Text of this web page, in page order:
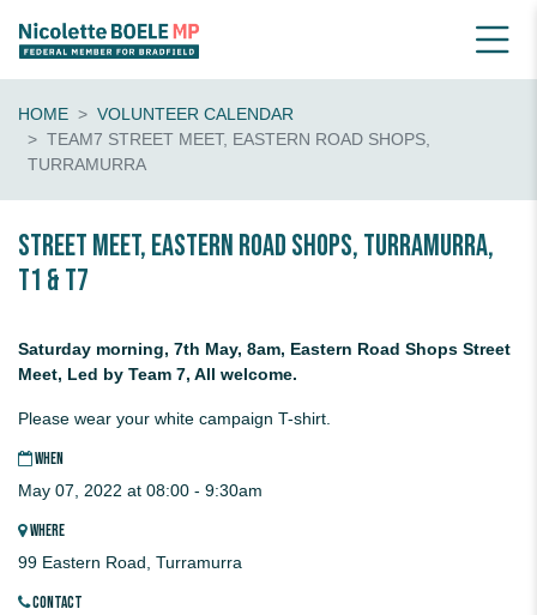
HOME
VOLUNTEER CALENDAR
TEAM7 STREET MEET, EASTERN ROAD SHOPS,
TURRAMURRA
STREET MEET, Eastern Road Shops, TURRAMURRA,
T1 & T7
Saturday morning, 7th May, 8am, Eastern Road Shops Street
Meet, Led by Team 7, All welcome.
Please wear your white campaign T-shirt.
WHEN
May 07, 2022 at 08:00 - 9:30am
WHERE
99 Eastern Road, Turramurra
CONTACT